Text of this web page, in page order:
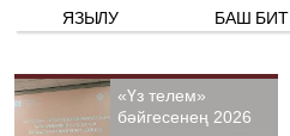
ЯЗЫЛУ БАШ БИТ
«Үз телем»
бәйгесенең 2026